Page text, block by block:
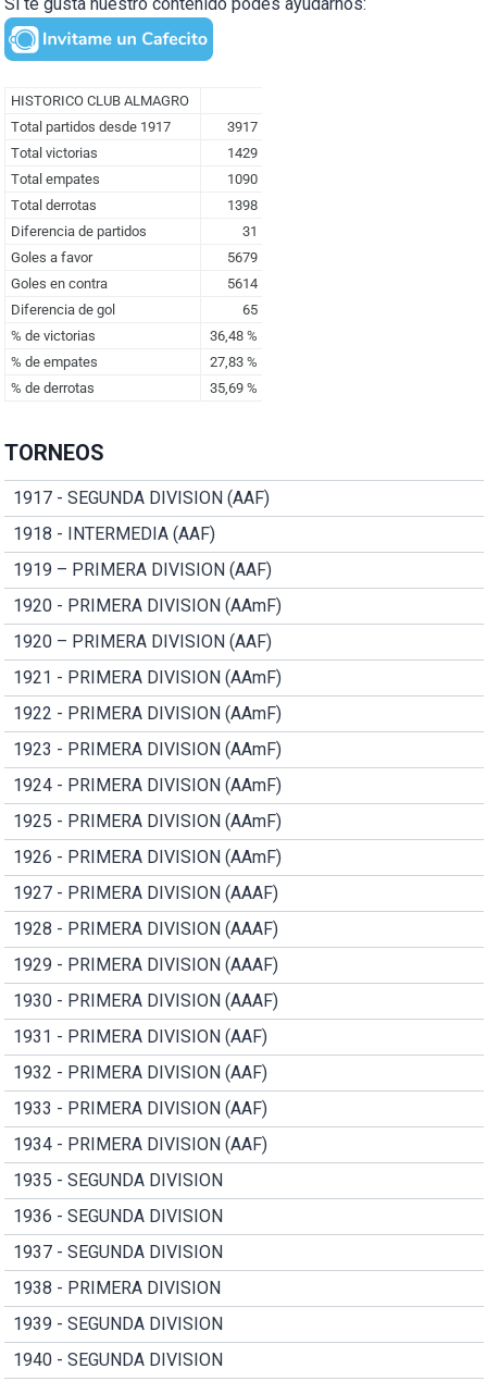
TORNEOS
1917 - SEGUNDA DIVISION (AAF)
1918 - INTERMEDIA (AAF)
1919 – PRIMERA DIVISION (AAF)
1920 - PRIMERA DIVISION (AAmF)
1920 – PRIMERA DIVISION (AAF)
1921 - PRIMERA DIVISION (AAmF)
1922 - PRIMERA DIVISION (AAmF)
1923 - PRIMERA DIVISION (AAmF)
1924 - PRIMERA DIVISION (AAmF)
1925 - PRIMERA DIVISION (AAmF)
1926 - PRIMERA DIVISION (AAmF)
1927 - PRIMERA DIVISION (AAAF)
1928 - PRIMERA DIVISION (AAAF)
1929 - PRIMERA DIVISION (AAAF)
1930 - PRIMERA DIVISION (AAAF)
1931 - PRIMERA DIVISION (AAF)
1932 - PRIMERA DIVISION (AAF)
1933 - PRIMERA DIVISION (AAF)
1934 - PRIMERA DIVISION (AAF)
1935 - SEGUNDA DIVISION
1936 - SEGUNDA DIVISION
1937 - SEGUNDA DIVISION
1938 - PRIMERA DIVISION
1939 - SEGUNDA DIVISION
1940 - SEGUNDA DIVISION